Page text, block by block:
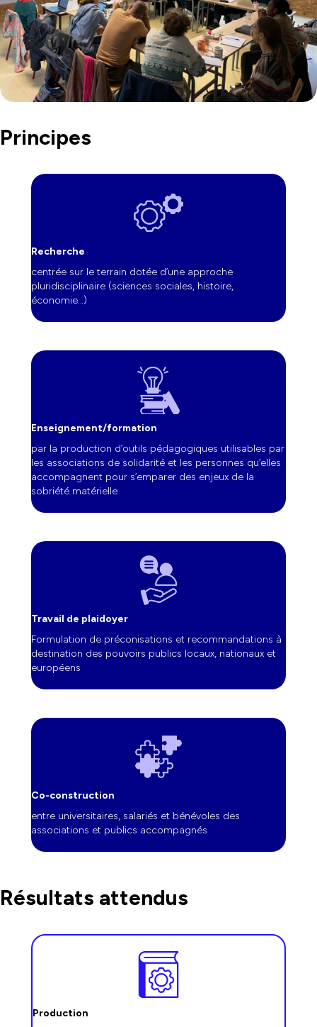
Principes
Recherche
centrée sur le terrain dotée d’une approche
pluridisciplinaire (sciences sociales, histoire,
économie…)
Enseignement/formation
par la production d’outils pédagogiques utilisables par
les associations de solidarité et les personnes qu’elles
accompagnent pour s’emparer des enjeux de la
sobriété matérielle
Travail de plaidoyer
Formulation de préconisations et recommandations à
destination des pouvoirs publics locaux, nationaux et
européens
Co-construction
entre universitaires, salariés et bénévoles des
associations et publics accompagnés
Résultats attendus
Production